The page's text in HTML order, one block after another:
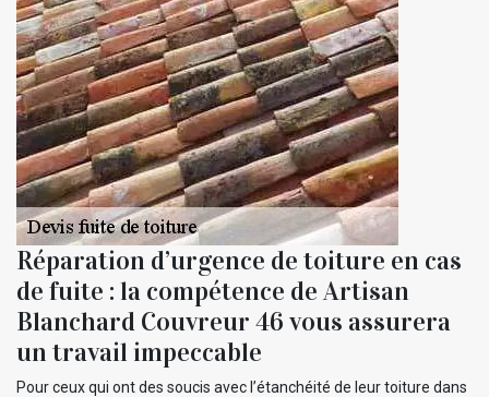
Réparation d’urgence de toiture en cas
de fuite : la compétence de Artisan
Blanchard Couvreur 46 vous assurera
un travail impeccable
Pour ceux qui ont des soucis avec l’étanchéité de leur toiture dans